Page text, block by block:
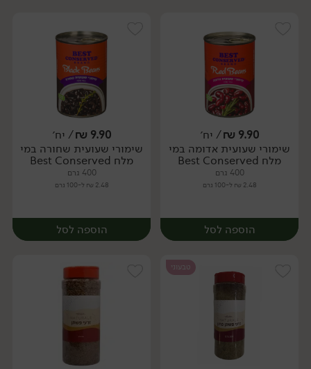
יח׳ יח׳
9.90
₪/ יח׳
שימורי שעועית אדומה במי
מלח Best Conserved
400 גרם
2.48 ₪ ל-100 גרם
הוספה לסל
9.90
₪/ יח׳
שימורי שעועית שחורה במי
מלח Best Conserved
400 גרם
2.48 ₪ ל-100 גרם
הוספה לסל
טבעוני